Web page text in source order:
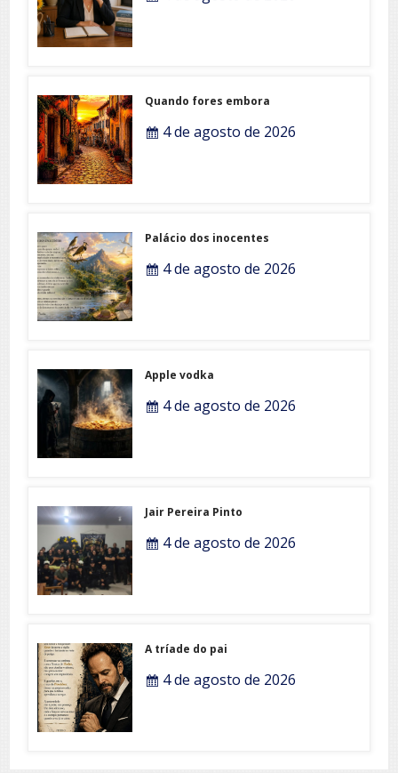
Quando fores embora
4 de agosto de 2026
Palácio dos inocentes
4 de agosto de 2026
Apple vodka
4 de agosto de 2026
Jair Pereira Pinto
4 de agosto de 2026
A tríade do pai
4 de agosto de 2026